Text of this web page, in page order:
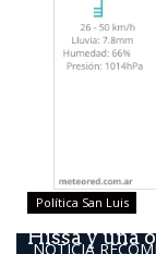
NOTICIA
Política San Luis
Hissa y una